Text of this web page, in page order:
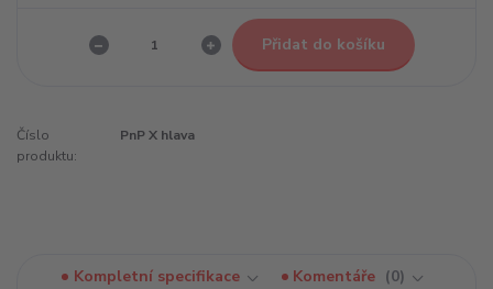
Přidat do košíku
Číslo
produktu:
PnP X hlava
Kompletní specifikace Komentáře
0